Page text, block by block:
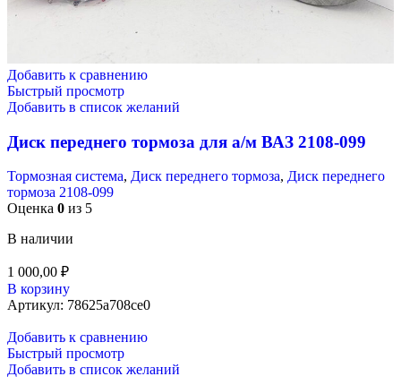
Добавить к сравнению
Быстрый просмотр
Добавить в список желаний
Диск переднего тормоза для а/м ВАЗ 2108-099
Тормозная система, Диск переднего тормоза, Диск переднего
тормоза 2108-099
Оценка 0 из 5
В наличии
1 000,00 ₽
В корзину
Артикул: 78625a708ce0
Добавить к сравнению
Быстрый просмотр
Добавить в список желаний